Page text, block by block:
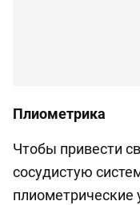
Плиометрика
Чтобы привести
сосудистую